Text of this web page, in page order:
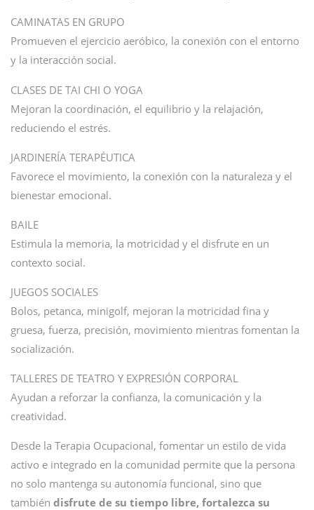
CAMINATAS EN GRUPO
Promueven el ejercicio aeróbico, la conexión con el entorno
y la interacción social.
CLASES DE TAI CHI O YOGA
Mejoran la coordinación, el equilibrio y la relajación,
reduciendo el estrés.
JARDINERÍA TERAPÉUTICA
Favorece el movimiento, la conexión con la naturaleza y el
bienestar emocional.
BAILE
Estimula la memoria, la motricidad y el disfrute en un
contexto social.
JUEGOS SOCIALES
Bolos, petanca, minigolf, mejoran la motricidad fina y
gruesa, fuerza, precisión, movimiento mientras fomentan la
socialización.
TALLERES DE TEATRO Y EXPRESIÓN CORPORAL
Ayudan a reforzar la confianza, la comunicación y la
creatividad.
Desde la Terapia Ocupacional, fomentar un estilo de vida
activo e integrado en la comunidad permite que la persona
no solo mantenga su autonomía funcional, sino que
también disfrute de su tiempo libre, fortalezca su